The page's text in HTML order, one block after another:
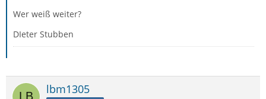
Wer weiß weiter?
DIeter Stubben
lbm1305